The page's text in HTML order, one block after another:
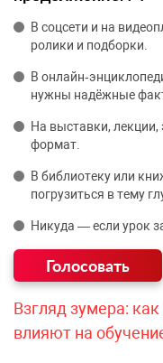
В соцсети и на
ролики и подборки.
В
нужны надёжные
На выставки,
формат.
В библиотеку или
погрузиться в тему
Никуда — если урок
Взгляд зумера:
влияют на